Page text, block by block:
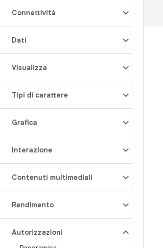
Connettività
Dati
Visualizza
Tipi di carattere
Grafica
Interazione
Contenuti multimediali
Rendimento
Autorizzazioni